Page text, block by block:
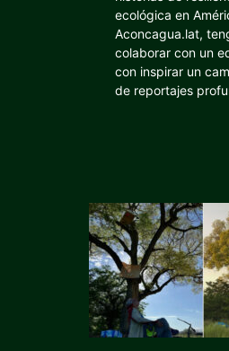
ecológica en
Aconcagua.lat,
colaborar con un
con inspirar un
de reportajes